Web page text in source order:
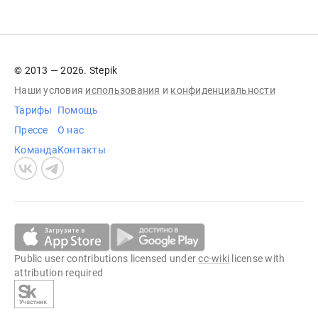
© 2013 — 2026. Stepik
Наши условия использования и конфиденциальности
Тарифы
Прессе
Команда
Помощь
О нас
Контакты
Public user contributions licensed undercc-wiki license with
attribution required